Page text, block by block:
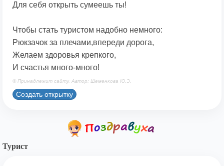
Для себя открыть сумеешь ты!
Чтобы стать туристом надобно немного:
Рюкзачок за плечами,впереди дорога,
Желаем здоровья крепкого,
И счастья много-много!
© Принадлежит сайту. Автор: Шеменкова Ю.Э.
Создать открытку
Турист